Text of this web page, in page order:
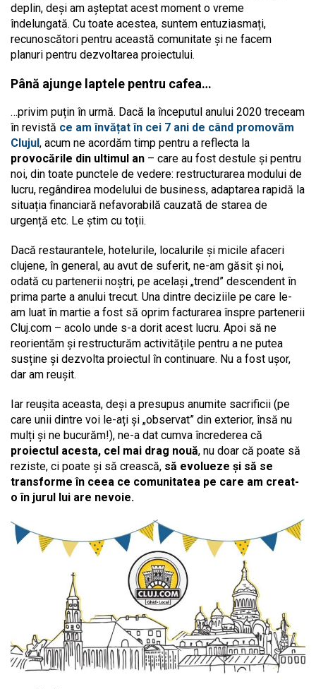
deplin, deși am așteptat acest moment o vreme
îndelungată. Cu toate acestea, suntem entuziasmați,
recunoscători pentru această comunitate și ne facem
planuri pentru dezvoltarea proiectului.
Până ajunge laptele pentru cafea…
…privim puțin în urmă. Dacă la începutul anului 2020 treceam
în revistă ce am învățat în cei 7 ani de când promovăm
Clujul, acum ne acordăm timp pentru a reflecta la
provocările din ultimul an – care au fost destule și pentru
noi, din toate punctele de vedere: restructurarea modului de
lucru, regândirea modelului de business, adaptarea rapidă la
situația financiară nefavorabilă cauzată de starea de
urgență etc. Le știm cu toții.
Dacă restaurantele, hotelurile, localurile și micile afaceri
clujene, în general, au avut de suferit, ne-am găsit și noi,
odată cu partenerii noștri, pe același „trend” descendent în
prima parte a anului trecut. Una dintre deciziile pe care le-
am luat în martie a fost să oprim facturarea înspre partenerii
Cluj.com – acolo unde s-a dorit acest lucru. Apoi să ne
reorientăm și restructurăm activitățile pentru a ne putea
susține și dezvolta proiectul în continuare. Nu a fost ușor,
dar am reușit.
Iar reușita aceasta, deși a presupus anumite sacrificii (pe
care unii dintre voi le-ați și „observat” din exterior, însă nu
mulți și ne bucurăm!), ne-a dat cumva încrederea că
proiectul acesta, cel mai drag nouă, nu doar că poate să
reziste, ci poate și să crească, să evolueze și să se
transforme în ceea ce comunitatea pe care am creat-
o în jurul lui are nevoie.